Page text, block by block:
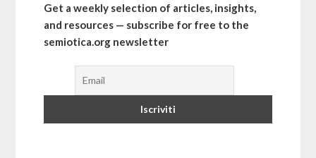
Get a weekly selection of articles, insights,
and resources — subscribe for free to the
semiotica.org newsletter